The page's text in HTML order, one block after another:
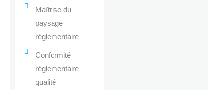
Maîtrise du
paysage
réglementaire
Conformité
réglementaire
qualité